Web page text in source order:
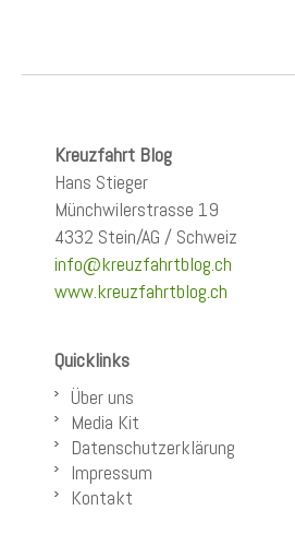
Kreuzfahrt Blog
Hans Stieger
Münchwilerstrasse 19
4332 Stein/AG / Schweiz
info@kreuzfahrtblog.ch
www.kreuzfahrtblog.ch
Quicklinks
Über uns
Media Kit
Datenschutzerklärung
Impressum
Kontakt